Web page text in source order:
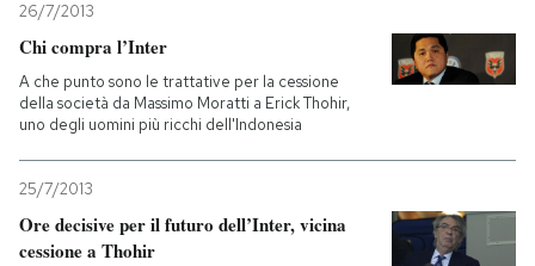
26/7/2013
Chi compra l’Inter
A che punto sono le trattative per la cessione
della società da Massimo Moratti a Erick Thohir,
uno degli uomini più ricchi dell'Indonesia
25/7/2013
Ore decisive per il futuro dell’Inter, vicina
cessione a Thohir